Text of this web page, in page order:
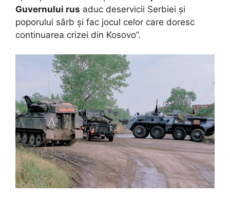
Guvernului rus aduc deservicii Serbiei și
poporului sârb și fac jocul celor care doresc
continuarea crizei din Kosovo”.